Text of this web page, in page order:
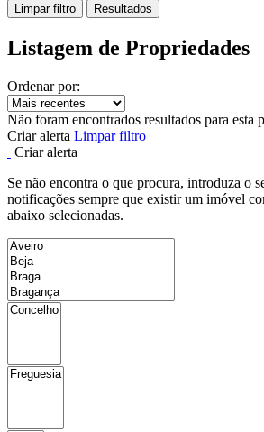
Limpar filtro Resultados
Listagem de Propriedades
Ordenar por:
Não foram encontrados resultados para esta
Criar alerta Limpar filtro
Criar alerta
Se não encontra o que procura, introduza o
notificações sempre que existir um imóvel
abaixo selecionadas.